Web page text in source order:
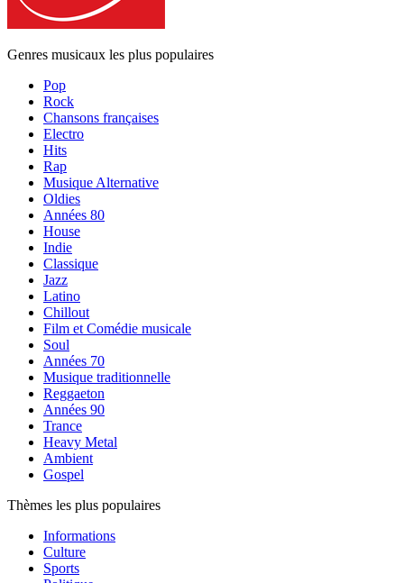
Genres musicaux les plus populaires
Pop
Rock
Chansons françaises
Electro
Hits
Rap
Musique Alternative
Oldies
Années 80
House
Indie
Classique
Jazz
Latino
Chillout
Film et Comédie musicale
Soul
Années 70
Musique traditionnelle
Reggaeton
Années 90
Trance
Heavy Metal
Ambient
Gospel
Thèmes les plus populaires
Informations
Culture
Sports